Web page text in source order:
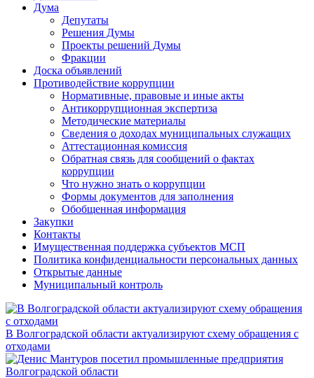
Дума
Депутаты
Решения Думы
Проекты решений Думы
Фракции
Доска объявлений
Противодействие коррупции
Нормативные, правовые и иные акты
Антикоррупционная экспертиза
Методические материалы
Сведения о доходах муниципальных служащих
Аттестационная комиссия
Обратная связь для сообщений о фактах
коррупции
Что нужно знать о коррупции
Формы документов для заполнения
Обобщенная информация
Закупки
Контакты
Имущественная поддержка субъектов МСП
Политика конфиденциальности персональных данных
Открытые данные
Муниципальный контроль
В Волгоградской области актуализируют схему обращения с
отходами